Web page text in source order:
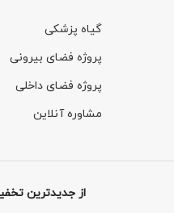
گیاه پزشکی
پروژه فضای بیرونی
پروژه فضای داخلی
مشاوره آنلاین
از جدیدترین